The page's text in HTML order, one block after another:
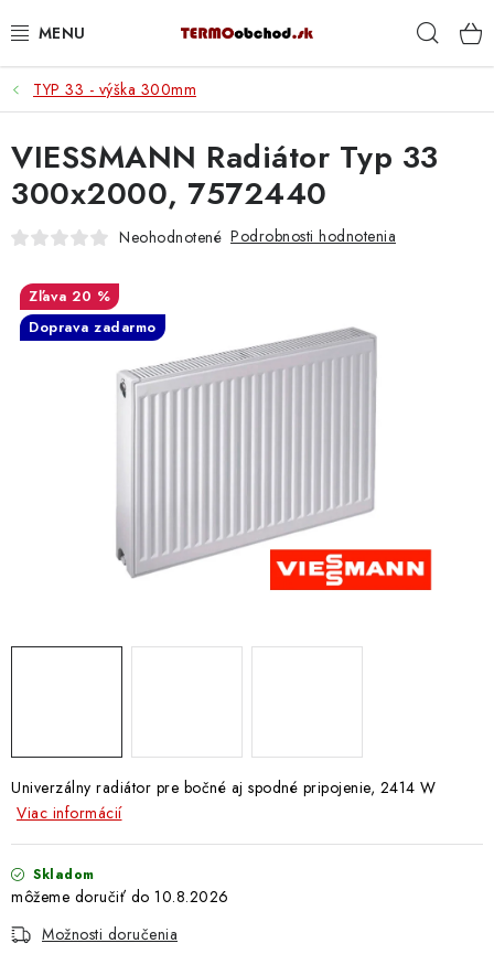
na
VYKUROVANIE
ROZVOD VODY A KÚRENIA
ODPAD A KANALIZÁCIA
% DOPREDAJ
PREČO SA OPLATÍ KUPOVAŤ RADIÁTORY KORADO
CEZ TERMOOBCHOD.SK
TYP 33 - výška 300mm
Univerzálny radiátor pre bočné aj spodné pripojenie, 2414 W
Viac informácií
Skladom
10.8.2026
Možnosti doručenia
VIESSMANN Radiátor Typ 33
300x2000, 7572440
Neohodnotené Podrobnosti hodnotenia
20 %
Doprava zadarmo